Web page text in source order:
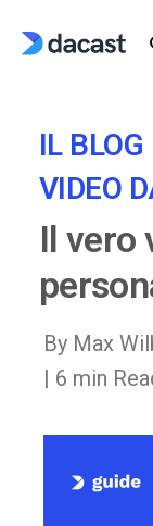
IL BLOG
VIDEO
Il vero
By Max
| 6 min